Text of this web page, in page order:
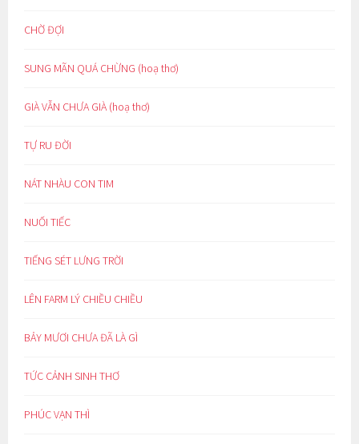
CHỜ ĐỢI
SUNG MÃN QUÁ CHỪNG (hoạ thơ)
GIÀ VẪN CHƯA GIÀ (hoạ thơ)
TỰ RU ĐỜI
NÁT NHÀU CON TIM
NUỐI TIẾC
TIẾNG SÉT LƯNG TRỜI
LÊN FARM LÝ CHIỀU CHIỀU
BẢY MƯƠI CHƯA ĐÃ LÀ GÌ
TỨC CẢNH SINH THƠ
PHÚC VẠN THÌ